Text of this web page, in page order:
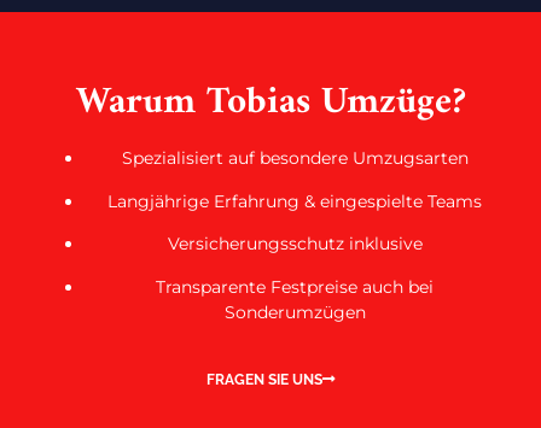
Warum Tobias Umzüge?
Spezialisiert auf besondere Umzugsarten
Langjährige Erfahrung & eingespielte Teams
Versicherungsschutz inklusive
Transparente Festpreise auch bei
Sonderumzügen
FRAGEN SIE UNS